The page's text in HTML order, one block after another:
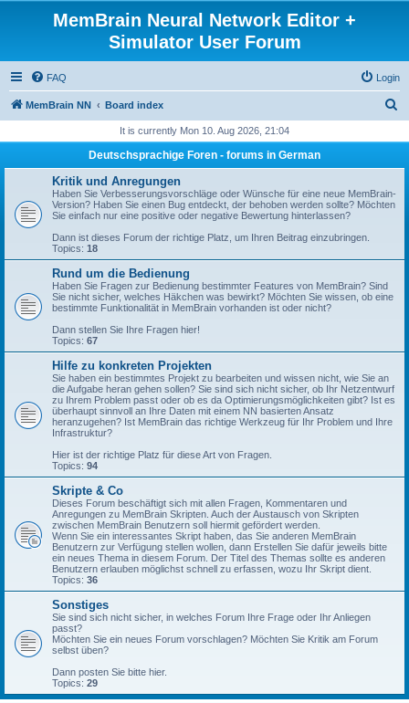
MemBrain Neural Network Editor +
Simulator User Forum
FAQ Login
MemBrain NN Board index
r
It is currently Mon 10. Aug 2026, 21:04
Deutschsprachige Foren - forums in German
Kritik und Anregungen
Haben Sie Verbesserungsvorschläge oder Wünsche für eine neue MemBrain-
Version? Haben Sie einen Bug entdeckt, der behoben werden sollte? Möchten
Sie einfach nur eine positive oder negative Bewertung hinterlassen?
Dann ist dieses Forum der richtige Platz, um Ihren Beitrag einzubringen.
Topics: 18
Rund um die Bedienung
Haben Sie Fragen zur Bedienung bestimmter Features von MemBrain? Sind
Sie nicht sicher, welches Häkchen was bewirkt? Möchten Sie wissen, ob eine
bestimmte Funktionalität in MemBrain vorhanden ist oder nicht?
Dann stellen Sie Ihre Fragen hier!
Topics: 67
Hilfe zu konkreten Projekten
Sie haben ein bestimmtes Projekt zu bearbeiten und wissen nicht, wie Sie an
die Aufgabe heran gehen sollen? Sie sind sich nicht sicher, ob Ihr Netzentwurf
zu Ihrem Problem passt oder ob es da Optimierungsmöglichkeiten gibt? Ist es
überhaupt sinnvoll an Ihre Daten mit einem NN basierten Ansatz
heranzugehen? Ist MemBrain das richtige Werkzeug für Ihr Problem und Ihre
Infrastruktur?
Hier ist der richtige Platz für diese Art von Fragen.
Topics: 94
Skripte & Co
Dieses Forum beschäftigt sich mit allen Fragen, Kommentaren und
Anregungen zu MemBrain Skripten. Auch der Austausch von Skripten
zwischen MemBrain Benutzern soll hiermit gefördert werden.
Wenn Sie ein interessantes Skript haben, das Sie anderen MemBrain
Benutzern zur Verfügung stellen wollen, dann Erstellen Sie dafür jeweils bitte
ein neues Thema in diesem Forum. Der Titel des Themas sollte es anderen
Benutzern erlauben möglichst schnell zu erfassen, wozu Ihr Skript dient.
Topics: 36
Sonstiges
Sie sind sich nicht sicher, in welches Forum Ihre Frage oder Ihr Anliegen
passt?
Möchten Sie ein neues Forum vorschlagen? Möchten Sie Kritik am Forum
selbst üben?
Dann posten Sie bitte hier.
Topics: 29